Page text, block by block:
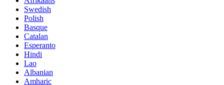
Swedish
Polish
Basque
Catalan
Esperanto
Hindi
Lao
Albanian
Amharic